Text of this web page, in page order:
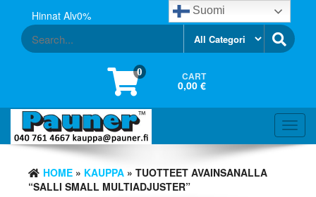
content
Hinnat Alv0%
0 CART
0,00 €
HOME » KAUPPA » TUOTTEET AVAINSANALLA
“SALLI SMALL MULTIADJUSTER”
Suomi